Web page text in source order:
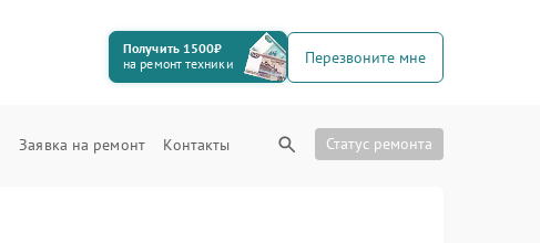
Получить 1500₽
на ремонт техники
Перезвоните мне
Заявка на ремонт Контакты Статус ремонта